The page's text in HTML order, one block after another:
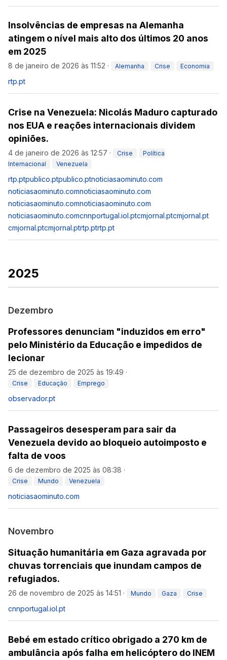
Insolvências de empresas na Alemanha
atingem o nível mais alto dos últimos 20 anos
em 2025
8 de janeiro de 2026 às 11:52 · Alemanha Crise Economia
rtp.pt
Crise na Venezuela: Nicolás Maduro capturado
nos EUA e reações internacionais dividem
opiniões.
4 de janeiro de 2026 às 12:57 · Crise
Política
Internacional
Venezuela
rtp.ptpublico.ptpublico.ptnoticiasaominuto.com
noticiasaominuto.comnoticiasaominuto.com
noticiasaominuto.comnoticiasaominuto.com
noticiasaominuto.comcnnportugal.iol.ptcmjornal.ptcmjornal.pt
cmjornal.ptcmjornal.ptrtp.ptrtp.pt
2025
Dezembro
Professores denunciam "induzidos em erro"
pelo Ministério da Educação e impedidos de
lecionar
25 de dezembro de 2025 às 19:49 ·
Crise Educação Emprego
observador.pt
Passageiros desesperam para sair da
Venezuela devido ao bloqueio autoimposto e
falta de voos
6 de dezembro de 2025 às 08:38 ·
Crise Mundo Venezuela
noticiasaominuto.com
Novembro
Situação humanitária em Gaza agravada por
chuvas torrenciais que inundam campos de
refugiados.
26 de novembro de 2025 às 14:51 · Mundo Gaza Crise
cnnportugal.iol.pt
Bebé em estado crítico obrigado a 270 km de
ambulância após falha em helicóptero do INEM